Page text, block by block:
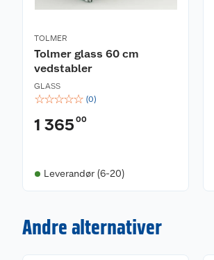
TOLMER
Tolmer glass 60 cm
vedstabler
GLASS
☆☆☆☆☆ (0)
1 365 00
Leverandør (6-20)
Andre alternativer